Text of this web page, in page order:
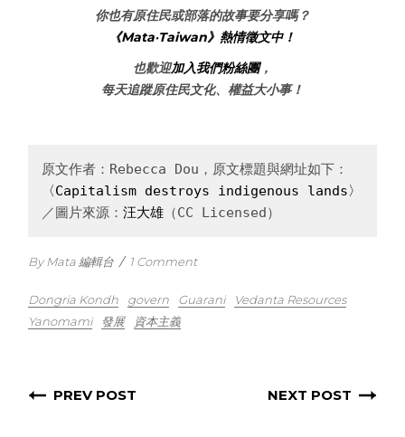
你也有原住民或部落的故事要分享嗎？
《Mata‧Taiwan》熱情徵文中！
也歡迎加入我們粉絲團，
每天追蹤原住民文化、權益大小事！
原文作者：Rebecca Dou，原文標題與網址如下：
〈Capitalism destroys indigenous lands〉
／圖片來源：汪大雄 （CC Licensed）
By Mata 編輯台 / 1 Comment
Dongria Kondh govern Guarani
Vedanta Resources
Yanomami
發展 資本主義
PREV POST NEXT POST